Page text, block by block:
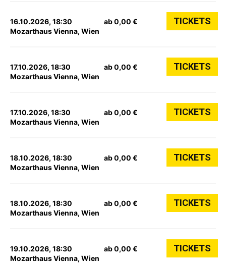
16.10.2026, 18:30
Mozarthaus Vienna, Wien
ab 0,00 € TICKETS
17.10.2026, 18:30
Mozarthaus Vienna, Wien
ab 0,00 € TICKETS
17.10.2026, 18:30
Mozarthaus Vienna, Wien
ab 0,00 € TICKETS
18.10.2026, 18:30
Mozarthaus Vienna, Wien
ab 0,00 € TICKETS
18.10.2026, 18:30
Mozarthaus Vienna, Wien
ab 0,00 € TICKETS
19.10.2026, 18:30
Mozarthaus Vienna, Wien
ab 0,00 € TICKETS